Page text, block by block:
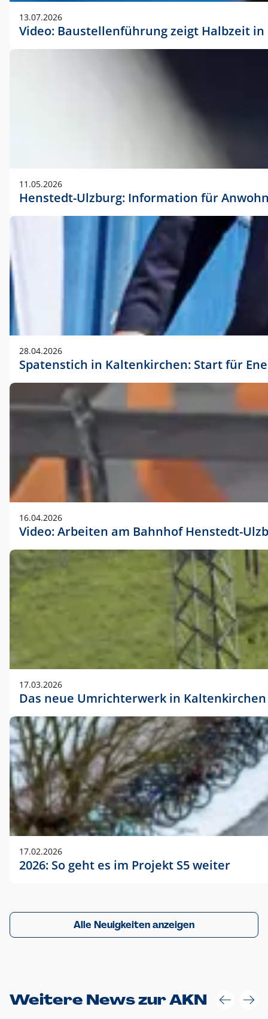
13.07.2026
Video: Baustellenführung zeigt Halbzeit
11.05.2026
Henstedt-Ulzburg: Information für
28.04.2026
Spatenstich in Kaltenkirchen: Start für
16.04.2026
Video: Arbeiten am Bahnhof Henstedt-
17.03.2026
Das neue Umrichterwerk in Kaltenkirchen
17.02.2026
2026: So geht es im Projekt S5 weiter
Alle Neuigkeiten anzeigen
Weitere News zur AKN